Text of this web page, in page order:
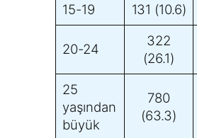
15-19
131 (10.6)
20-24
322
(26.1)
25
yaşından
büyük
780
(63.3)